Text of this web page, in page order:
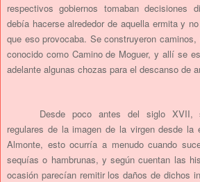
respectivos gobiernos tomaban decisiones
debía hacerse alrededor de aquella ermita y
que eso provocaba. Se construyeron
conocido como Camino de Moguer, y allí se
adelante algunas chozas para el descanso de
Desde poco antes del siglo XVII,
regulares de la imagen de la virgen desde la
Almonte, esto ocurría a menudo cuando
sequías o hambrunas, y según cuentan las
ocasión parecían remitir los daños de dichos